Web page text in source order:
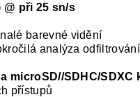
@ při 25 sn/s
barevné vidění
analýza
microSD//SDHC/SDXC
přístupů